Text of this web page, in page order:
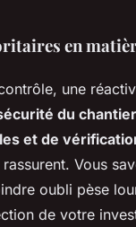
en
une
du
et de
Vous
oubli pèse
de votre